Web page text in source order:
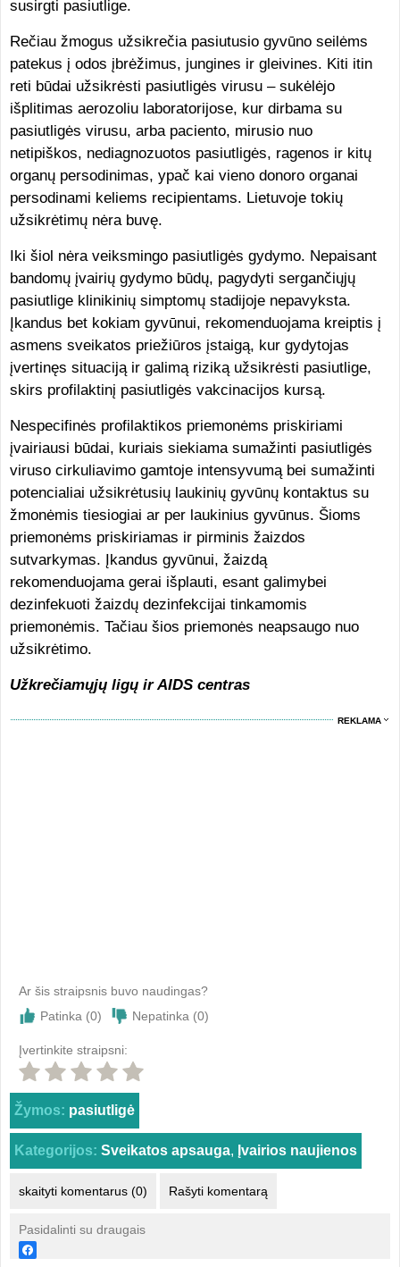
susirgti pasiutlige.
Rečiau žmogus užsikrečia pasiutusio gyvūno seilėms
patekus į odos įbrėžimus, jungines ir gleivines. Kiti itin
reti būdai užsikrėsti pasiutligės virusu – sukėlėjo
išplitimas aerozoliu laboratorijose, kur dirbama su
pasiutligės virusu, arba paciento, mirusio nuo
netipiškos, nediagnozuotos pasiutligės, ragenos ir kitų
organų persodinimas, ypač kai vieno donoro organai
persodinami keliems recipientams. Lietuvoje tokių
užsikrėtimų nėra buvę.
Iki šiol nėra veiksmingo pasiutligės gydymo. Nepaisant
bandomų įvairių gydymo būdų, pagydyti sergančiųjų
pasiutlige klinikinių simptomų stadijoje nepavyksta.
Įkandus bet kokiam gyvūnui, rekomenduojama kreiptis į
asmens sveikatos priežiūros įstaigą, kur gydytojas
įvertinęs situaciją ir galimą riziką užsikrėsti pasiutlige,
skirs profilaktinį pasiutligės vakcinacijos kursą.
Nespecifinės profilaktikos priemonėms priskiriami
įvairiausi būdai, kuriais siekiama sumažinti pasiutligės
viruso cirkuliavimo gamtoje intensyvumą bei sumažinti
potencialiai užsikrėtusių laukinių gyvūnų kontaktus su
žmonėmis tiesiogiai ar per laukinius gyvūnus. Šioms
priemonėms priskiriamas ir pirminis žaizdos
sutvarkymas. Įkandus gyvūnui, žaizdą
rekomenduojama gerai išplauti, esant galimybei
dezinfekuoti žaizdų dezinfekcijai tinkamomis
priemonėmis. Tačiau šios priemonės neapsaugo nuo
užsikrėtimo.
Užkrečiamųjų ligų ir AIDS centras
REKLAMA
Ar šis straipsnis buvo naudingas?
Patinka (0) Nepatinka (0)
Įvertinkite straipsni:
Žymos: pasiutligė
Kategorijos: Sveikatos apsauga, Įvairios naujienos
skaityti komentarus (0) Rašyti komentarą
Pasidalinti su draugais